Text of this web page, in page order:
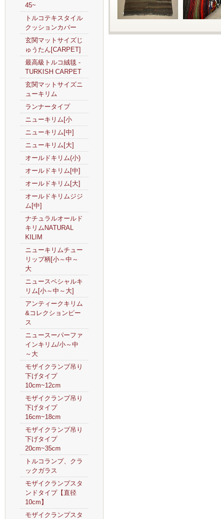
45~
トルコテキスタイル
クッションカバー
玄関マットサイズじ
ゅうたん[CARPET]
最高級トルコ絨毯 -
TURKISH CARPET
玄関マットサイズニ
ューキリム
ランナータイプ
ニューキリム[小
ニューキリム[中]
ニューキリム[大]
オールドキリム(小)
オールドキリム[中]
オールドキリム[大]
オールドキリムジジ
ム[中]
ナチュラルオールド
キリムNATURAL
KILIM
ニューキリムチュー
リップ柄[小～中～
大
ニュースペシャルキ
リム[小～中～大]
アンティークキリム
&コレクションピー
ス
ニュースーパーファ
インキリム/小～中
～大
モザイクランプ吊り
下げタイプ
10cm~12cm
モザイクランプ吊り
下げタイプ
16cm~18cm
モザイクランプ吊り
下げタイプ
20cm~35cm
トルコランプ、クラ
ックガラス
モザイクランプスタ
ンドタイプ【直径
10cm】
モザイクランプスタ